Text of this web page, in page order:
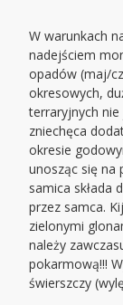
W warunkach
nadejściem
opadów (maj/
okresowych,
terraryjnych
zniechęca
okresie
unosząc się na
samica składa
przez samca.
zielonymi
należy
pokarmową!!!
świerszczy